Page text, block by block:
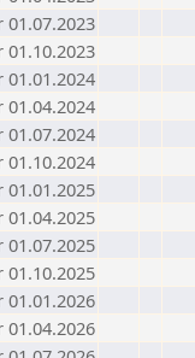
01.07.2023
01.10.2023
01.01.2024
01.04.2024
01.07.2024
01.10.2024
01.01.2025
01.04.2025
01.07.2025
01.10.2025
01.01.2026
01.04.2026